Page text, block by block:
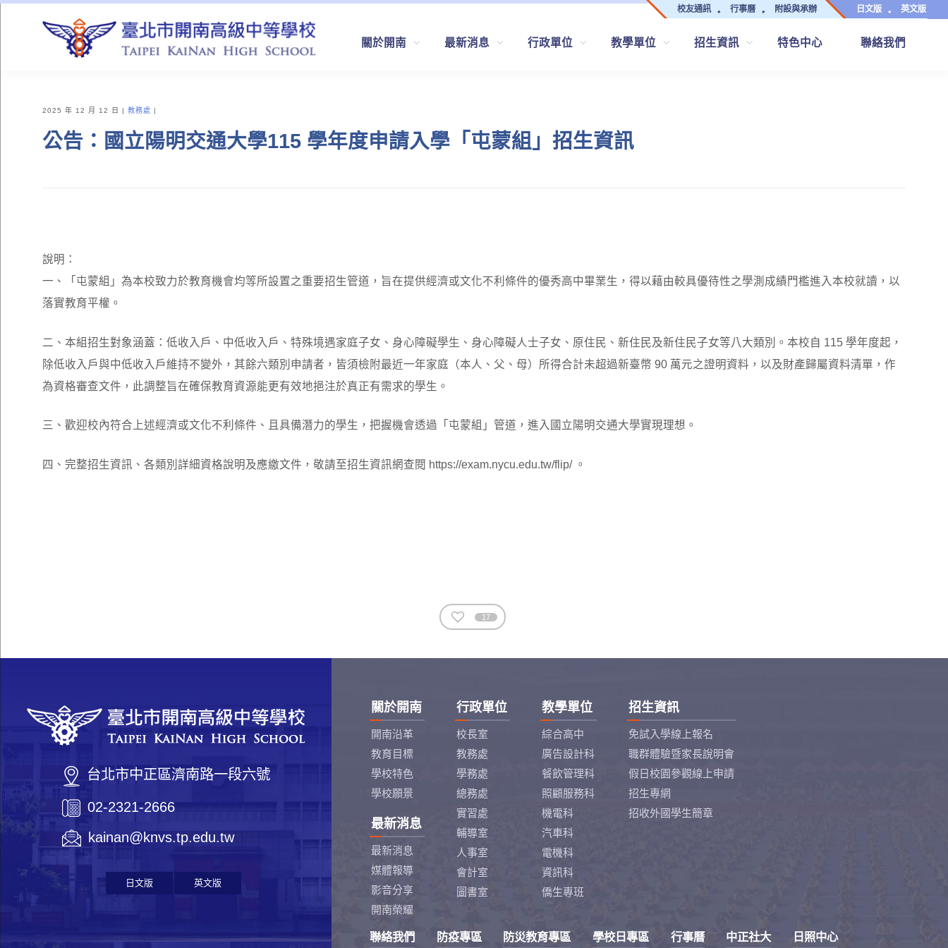
校友通訊 行事曆 附設與承辦 日文版 英文版
關於開南 最新消息 行政單位 教學單位 招生資訊 特色中心 聯絡我們
QUICK LINKS
2025 年 12 月 12 日 教務處
公告：國立陽明交通大學115 學年度申請入學「屯蒙組」招生資訊
說明：
一、「屯蒙組」為本校致力於教育機會均等所設置之重要招生管道，旨在提供經濟或文化不利條件的優秀高中畢業生，得以藉由較具優待性之學測成績門檻進入本校就讀，以
落實教育平權。
二、本組招生對象涵蓋：低收入戶、中低收入戶、特殊境遇家庭子女、身心障礙學生、身心障礙人士子女、原住民、新住民及新住民子女等八大類別。本校自 115 學年度起，
除低收入戶與中低收入戶維持不變外，其餘六類別申請者，皆須檢附最近一年家庭（本人、父、母）所得合計未超過新臺幣 90 萬元之證明資料，以及財產歸屬資料清單，作
為資格審查文件，此調整旨在確保教育資源能更有效地挹注於真正有需求的學生。
三、歡迎校內符合上述經濟或文化不利條件、且具備潛力的學生，把握機會透過「屯蒙組」管道，進入國立陽明交通大學實現理想。
四、完整招生資訊、各類別詳細資格說明及應繳文件，敬請至招生資訊網查閱 https://exam.nycu.edu.tw/flip/ 。
17
台北市中正區濟南路一段六號
02-2321-2666
kainan@knvs.tp.edu.tw
日文版 英文版
關於開南
開南沿革
教育目標
學校特色
學校願景
最新消息
最新消息
媒體報導
影音分享
開南榮耀
行政單位
校長室
教務處
學務處
總務處
實習處
輔導室
人事室
會計室
圖書室
教學單位
綜合高中
廣告設計科
餐飲管理科
照顧服務科
機電科
汽車科
電機科
資訊科
僑生專班
招生資訊
免試入學線上報名
職群體驗暨家長說明會
假日校園參觀線上申請
招生專網
招收外國學生簡章
聯絡我們 防疫專區 防災教育專區 學校日專區 行事曆 中正社大 日照中心